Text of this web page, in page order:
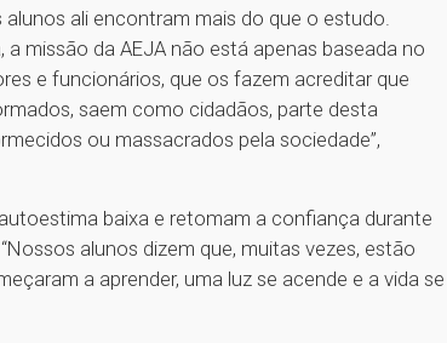
ali encontram mais do que o estudo.
missão da AEJA não está apenas baseada no
e funcionários, que os fazem acreditar que
saem como cidadãos, parte desta
ou massacrados pela sociedade”,
baixa e retomam a confiança durante
alunos dizem que, muitas vezes, estão
a aprender, uma luz se acende e a vida se